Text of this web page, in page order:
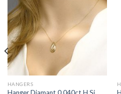
HANGERS